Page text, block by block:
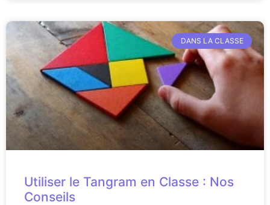
DANS LA CLASSE
Utiliser le Tangram en Classe : Nos
Conseils